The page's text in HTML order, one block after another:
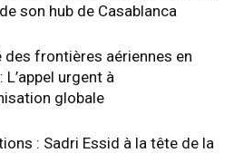
son hub de Casablanca
des frontières aériennes en
urgent à
globale
: Sadri Essid à la tête de la